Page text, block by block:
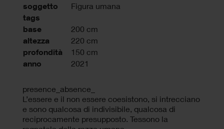
soggetto Figura umana
tags
base
200 cm
altezza 220 cm
profondità 150 cm
anno 2021
presence_absence_
L’essere e il non essere coesistono, si intrecciano
e sono qualcosa di indivisibile, qualcosa di
reciprocamente presupposto. Tessono la